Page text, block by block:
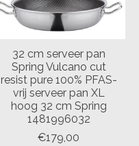
32 cm serveer pan
Spring Vulcano cut
resist pure 100% PFAS-
vrij serveer pan XL
hoog 32 cm Spring
1481996032
€179,00